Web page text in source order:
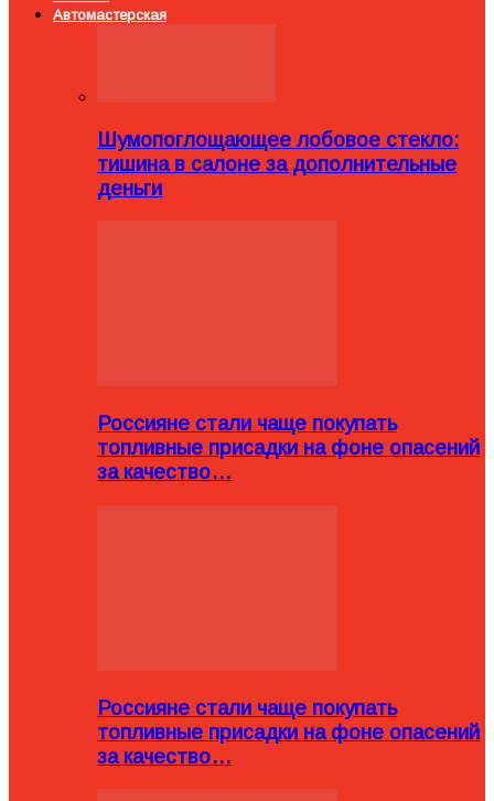
Автомастерская
Шумопоглощающее лобовое стекло:
тишина в салоне за дополнительные
деньги
Россияне стали чаще покупать
топливные присадки на фоне опасений
за качество…
Россияне стали чаще покупать
топливные присадки на фоне опасений
за качество…